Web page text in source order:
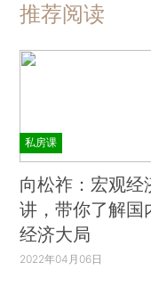
推荐阅读
私房课
向松祚：宏观经
讲，带你了解国
经济大局
2022年04月06日